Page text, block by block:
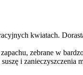
kwiatach.
zebrane w
i zanieczyszczenia